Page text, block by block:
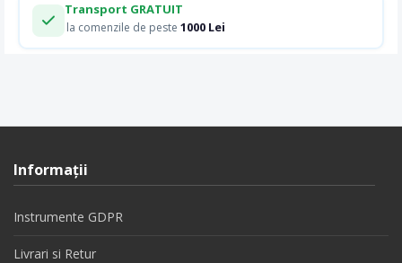
Transport GRATUIT
la comenzile de peste 1000 Lei
Informaţii
Instrumente GDPR
Livrari si Retur